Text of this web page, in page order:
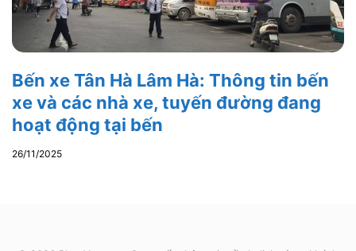
Bến xe Tân Hà Lâm Hà: Thông tin bến
xe và các nhà xe, tuyến đường đang
hoạt động tại bến
26/11/2025